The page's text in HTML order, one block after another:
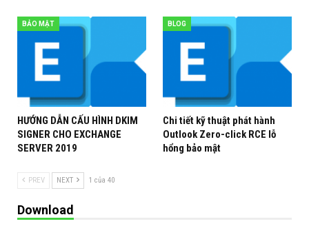
BẢO MẬT
HƯỚNG DẪN CẤU HÌNH DKIM
SIGNER CHO EXCHANGE
SERVER 2019
BLOG
Chi tiết kỹ thuật phát hành
Outlook Zero-click RCE lỗ
hổng bảo mật
PREV NEXT 1 của 40
Download